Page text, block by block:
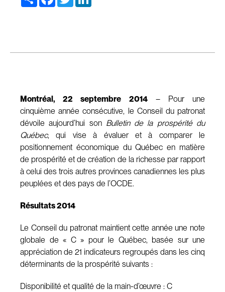
Montréal, 22 septembre 2014– Pour une
cinquième année consécutive, le Conseil du patronat
dévoile aujourd’hui son Bulletin de la prospérité du
Québec, qui vise à évaluer et à comparer le
positionnement économique du Québec en matière
de prospérité et de création de la richesse par rapport
à celui des trois autres provinces canadiennes les plus
peuplées et des pays de l’OCDE.
Résultats 2014
Le Conseil du patronat maintient cette année une note
globale de « C » pour le Québec, basée sur une
appréciation de 21 indicateurs regroupés dans les cinq
déterminants de la prospérité suivants :
Disponibilité et qualité de la main-d’œuvre : C